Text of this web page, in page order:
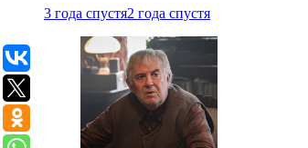
3 года спустя2 года спустя